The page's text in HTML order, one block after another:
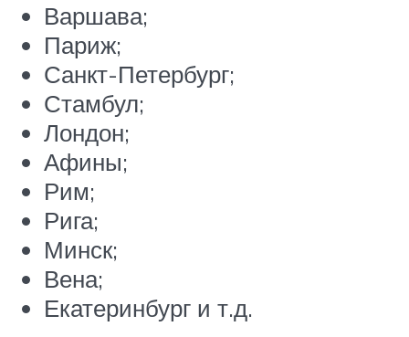
Варшава;
Париж;
Санкт-Петербург;
Стамбул;
Лондон;
Афины;
Рим;
Рига;
Минск;
Вена;
Екатеринбург и т.д.